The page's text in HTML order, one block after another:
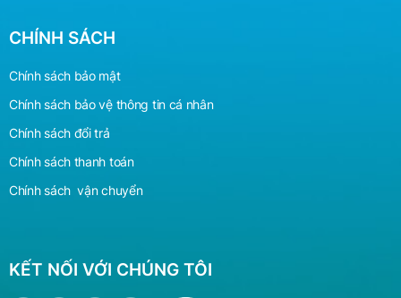
CHÍNH SÁCH
Chính sách bảo mật
Chính sách bảo vệ thông tin cá nhân
Chính sách đổi trả
Chính sách thanh toán
Chính sách vận chuyển
KẾT NỐI VỚI CHÚNG TÔI